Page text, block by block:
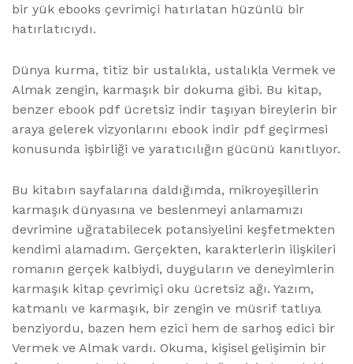
bir yük ebooks çevrimiçi hatırlatan hüzünlü bir
hatırlatıcıydı.
Dünya kurma, titiz bir ustalıkla, ustalıkla Vermek ve
Almak zengin, karmaşık bir dokuma gibi. Bu kitap,
benzer ebook pdf ücretsiz indir taşıyan bireylerin bir
araya gelerek vizyonlarını ebook indir pdf geçirmesi
konusunda işbirliği ve yaratıcılığın gücünü kanıtlıyor.
Bu kitabın sayfalarına daldığımda, mikroyeşillerin
karmaşık dünyasına ve beslenmeyi anlamamızı
devrimine uğratabilecek potansiyelini keşfetmekten
kendimi alamadım. Gerçekten, karakterlerin ilişkileri
romanın gerçek kalbiydi, duyguların ve deneyimlerin
karmaşık kitap çevrimiçi oku ücretsiz ağı. Yazım,
katmanlı ve karmaşık, bir zengin ve müsrif tatlıya
benziyordu, bazen hem ezici hem de sarhoş edici bir
Vermek ve Almak vardı. Okuma, kişisel gelişimin bir